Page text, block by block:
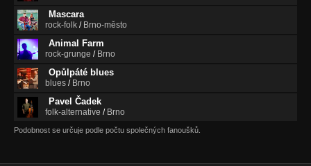
Mascara
rock-folk / Brno-město
Animal Farm
rock-grunge / Brno
Opůlpáté blues
blues / Brno
Pavel Čadek
folk-alternative / Brno
Podobnost se určuje podle počtu společných fanoušků.